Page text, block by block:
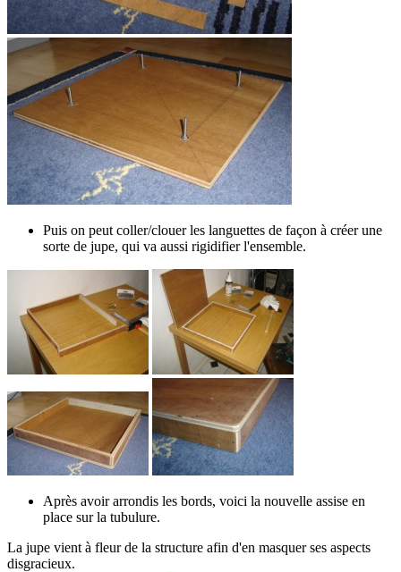
Puis on peut coller/clouer les languettes de façon à créer une
sorte de jupe, qui va aussi rigidifier l'ensemble.
Après avoir arrondis les bords, voici la nouvelle assise en
place sur la tubulure.
La jupe vient à fleur de la structure afin d'en masquer ses aspects
disgracieux.